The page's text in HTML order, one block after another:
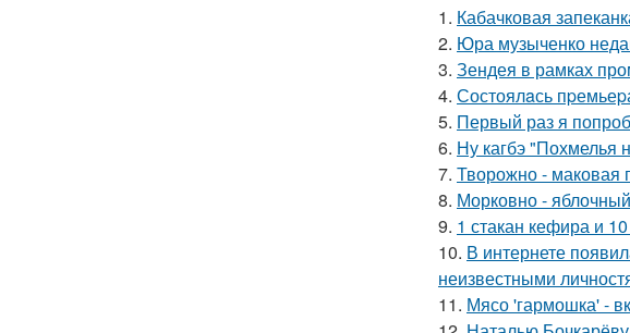
1. Кабачковая
2. Юра музыченко
3. Зендея в рамках
4. Состоялaсь
5. Первый раз я
6. Ну кагбэ "Похмелья
7. Творожно - маковая
8. Морковно -
9. 1 стакан кефира и
10. В интернете
неизвестными
11. Мясо 'гармошка' -